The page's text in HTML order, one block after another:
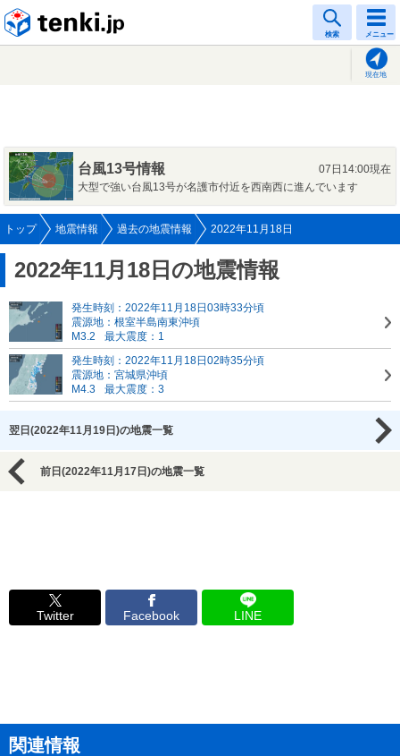
検索 メニュー
現在地
台風13号情報
07日14:00現在
大型で強い台風13号が名護市付近を西南西に進んでいます
トップ 地震情報 過去の地震情報 2022年11月18日
2022年11月18日の地震情報
発生時刻：2022年11月18日03時33分頃
震源地：根室半島南東沖頃
M3.2
最大震度：1
発生時刻：2022年11月18日02時35分頃
震源地：宮城県沖頃
M4.3
最大震度：3
翌日(2022年11月19日)の地震一覧
前日(2022年11月17日)の地震一覧
Twitter Facebook LINE
関連情報